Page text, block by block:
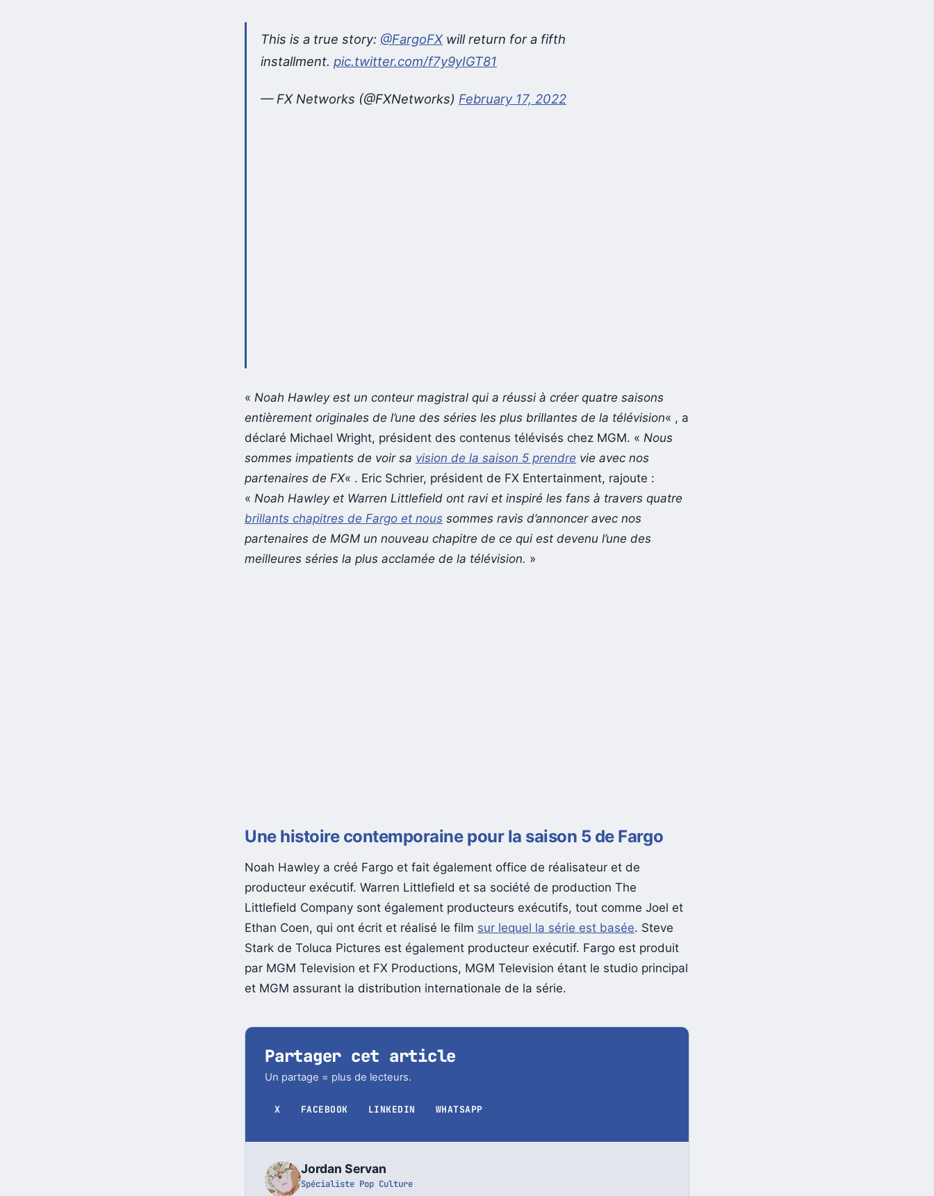
This is a true story: @FargoFXwill return for a fifth
installment. pic.twitter.com/f7y9yIGT81
— FX Networks (@FXNetworks) February 17, 2022
« Noah Hawley est un conteur magistral qui a réussi à créer quatre saisons
entièrement originales de l’une des séries les plus brillantes de la télévision« , a
déclaré Michael Wright, président des contenus télévisés chez MGM. « Nous
sommes impatients de voir sa vision de la saison 5 prendre vie avec nos
partenaires de FX« . Eric Schrier, président de FX Entertainment, rajoute :
« Noah Hawley et Warren Littlefield ont ravi et inspiré les fans à travers quatre
brillants chapitres de Fargo et nous sommes ravis d’annoncer avec nos
partenaires de MGM un nouveau chapitre de ce qui est devenu l’une des
meilleures séries la plus acclamée de la télévision. »
Une histoire contemporaine pour la saison 5 de Fargo
Noah Hawley a créé Fargo et fait également office de réalisateur et de
producteur exécutif. Warren Littlefield et sa société de production The
Littlefield Company sont également producteurs exécutifs, tout comme Joel et
Ethan Coen, qui ont écrit et réalisé le film sur lequel la série est basée. Steve
Stark de Toluca Pictures est également producteur exécutif. Fargo est produit
par MGM Television et FX Productions, MGM Television étant le studio principal
et MGM assurant la distribution internationale de la série.
Partager cet article
Un partage = plus de lecteurs.
X FACEBOOK LINKEDIN WHATSAPP
Jordan Servan
Spécialiste Pop Culture